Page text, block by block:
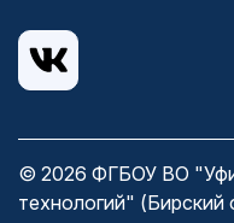
© 2026 ФГБОУ ВО
технологий" (Бирский